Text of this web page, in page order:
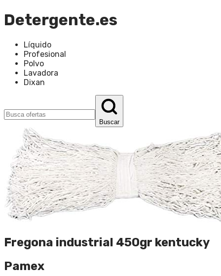
Detergente.es
Líquido
Profesional
Polvo
Lavadora
Dixan
Buscar
Fregona industrial 450gr kentucky
Pamex